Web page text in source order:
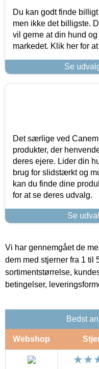
Du kan godt finde
men ikke det billigste.
vil gerne at din hund
markedet. Klik her for
Se
Det særlige ved
produkter, der
deres ejere. Lider din
brug for slidstærkt og
kan du finde dine
for at se deres udvalg.
Se
Vi har gennemgået de
dem med stjerner fra 1 til
sortimentstørrelse,
betingelser,
Bedst
Webshop